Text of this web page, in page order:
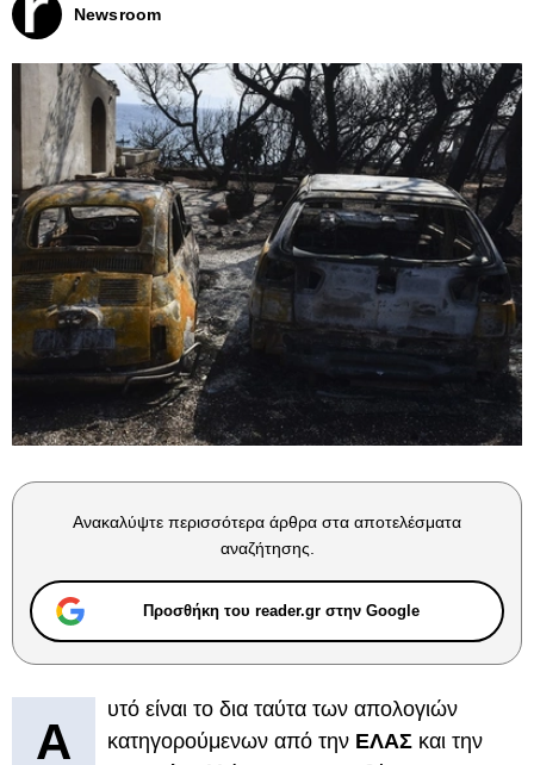
Newsroom
Ανακαλύψτε περισσότερα άρθρα στα αποτελέσματα
αναζήτησης.
Προσθήκη του reader.gr στην Google
Α
υτό είναι το δια ταύτα των απολογιών
κατηγορούμενων από την ΕΛΑΣ και την